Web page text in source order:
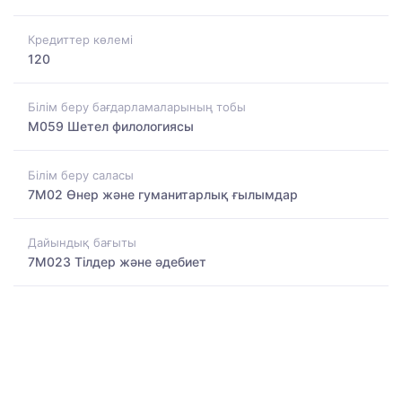
Кредиттер көлемі
120
Білім беру бағдарламаларының тобы
M059 Шетел филологиясы
Білім беру саласы
7M02 Өнер және гуманитарлық ғылымдар
Дайындық бағыты
7M023 Тілдер және әдебиет